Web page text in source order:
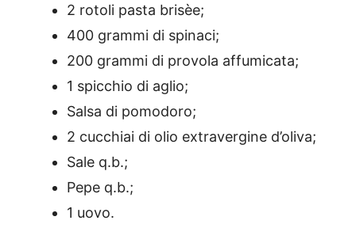
2 rotoli pasta brisèe;
400 grammi di spinaci;
200 grammi di provola affumicata;
1 spicchio di aglio;
Salsa di pomodoro;
2 cucchiai di olio extravergine d’oliva;
Sale q.b.;
Pepe q.b.;
1 uovo.